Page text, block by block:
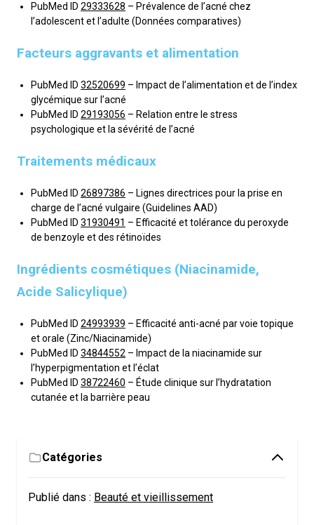
PubMed ID 29333628 – Prévalence de l’acné chez
l’adolescent et l’adulte (Données comparatives)
Facteurs aggravants et alimentation
PubMed ID 32520699 – Impact de l’alimentation et de l’index
glycémique sur l’acné
PubMed ID 29193056 – Relation entre le stress
psychologique et la sévérité de l’acné
Traitements médicaux
PubMed ID 26897386 – Lignes directrices pour la prise en
charge de l’acné vulgaire (Guidelines AAD)
PubMed ID 31930491 – Efficacité et tolérance du peroxyde
de benzoyle et des rétinoïdes
Ingrédients cosmétiques (Niacinamide,
Acide Salicylique)
PubMed ID 24993939 – Efficacité anti-acné par voie topique
et orale (Zinc/Niacinamide)
PubMed ID 34844552 – Impact de la niacinamide sur
l’hyperpigmentation et l’éclat
PubMed ID 38722460 – Étude clinique sur l’hydratation
cutanée et la barrière peau
Catégories
Publié dans : Beauté et vieillissement